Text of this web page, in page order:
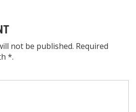
not be published. Required
*.